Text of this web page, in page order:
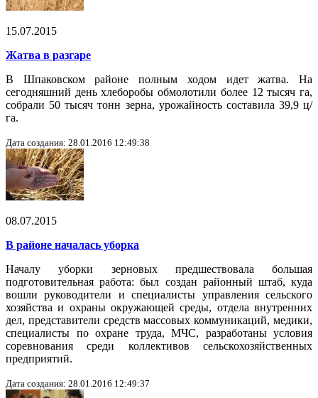
15.07.2015
Жатва в разгаре
В Шпаковском районе полным ходом идет жатва. На
сегодняшний день хлеборобы обмолотили более 12 тысяч га,
собрали 50 тысяч тонн зерна, урожайность составила 39,9 ц/
га.
Дата создания: 28.01.2016 12:49:38
08.07.2015
В районе началась уборка
Началу уборки зерновых предшествовала большая
подготовительная работа: был создан районный штаб, куда
вошли руководители и специалисты управления сельского
хозяйства и охраны окружающей среды, отдела внутренних
дел, представители средств массовых коммуникаций, медики,
специалисты по охране труда, МЧС, разработаны условия
соревнования среди коллективов сельскохозяйственных
предприятий.
Дата создания: 28.01.2016 12:49:37